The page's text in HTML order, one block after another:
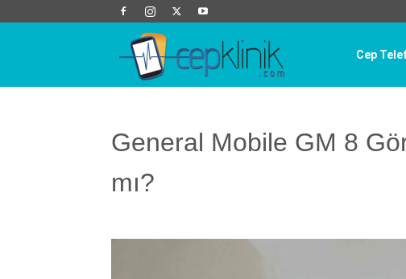
Cep
General Mobile GM 8
mı?